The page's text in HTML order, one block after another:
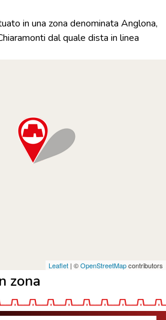
in una zona denominata Anglona,
dal quale dista in linea
Leaflet | ©OpenStreetMapcontributors
zona